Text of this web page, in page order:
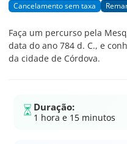
Cancelamento sem taxa
Faça um percurso pela
data do ano 784 d. C., e
da cidade de Córdova.
Duração:
1 hora e 15 minutos